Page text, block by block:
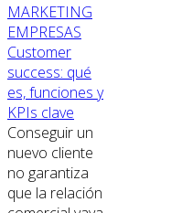
MARKETING
EMPRESAS
Customer
success: qué
es, funciones y
KPIs clave
Conseguir un
nuevo cliente
no garantiza
que la relación